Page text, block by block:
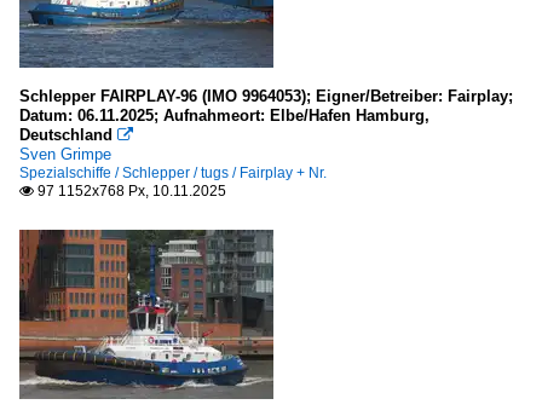
Schlepper FAIRPLAY-96 (IMO 9964053); Eigner/Betreiber: Fairplay;
Datum: 06.11.2025; Aufnahmeort: Elbe/Hafen Hamburg,
Deutschland 
Sven Grimpe
Spezialschiffe / Schlepper / tugs / Fairplay + Nr.
 97 1152x768 Px, 10.11.2025